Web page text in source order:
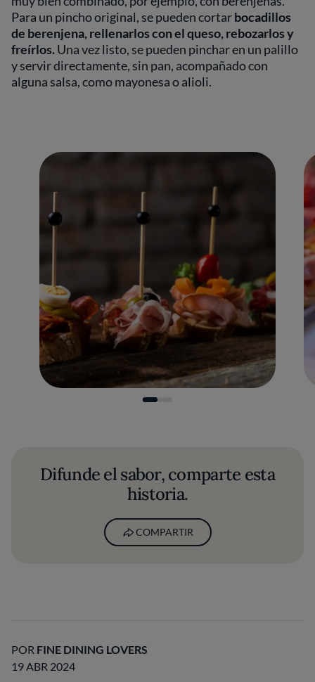
Para un pincho original, se pueden cortarbocadillos
de berenjena, rellenarlos con el queso, rebozarlos y
freírlos.Una vez listo, se pueden pinchar en un palillo
y servir directamente, sin pan, acompañado con
alguna salsa, como mayonesa o alioli.
Difunde el sabor, comparte esta
historia.
COMPARTIR
POR FINE DINING LOVERS
19 ABR 2024